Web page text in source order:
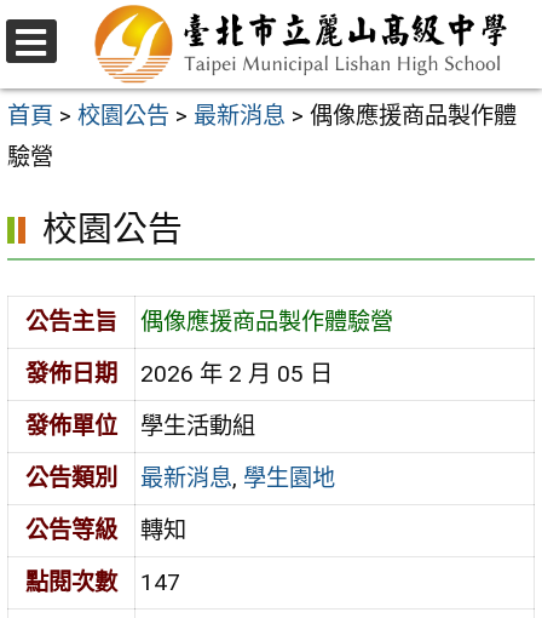
跳
至
主
要
容
區
選
單
首頁 > 校園公告 > 最新消息 > 偶像應援商品製作體
驗營
校園公告
公告主旨
偶像應援商品製作體驗營
發佈日期
2026 年 2 月 05 日
發佈單位
學生活動組
公告類別
最新消息, 學生園地
公告等級
轉知
點閱次數
147